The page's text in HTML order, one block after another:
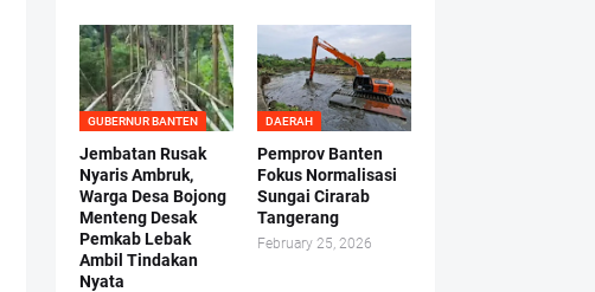
GUBERNUR BANTEN
Jembatan Rusak
Nyaris Ambruk,
Warga Desa Bojong
Menteng Desak
Pemkab Lebak
Ambil Tindakan
Nyata
DAERAH
Pemprov Banten
Fokus Normalisasi
Sungai Cirarab
Tangerang
February 25, 2026